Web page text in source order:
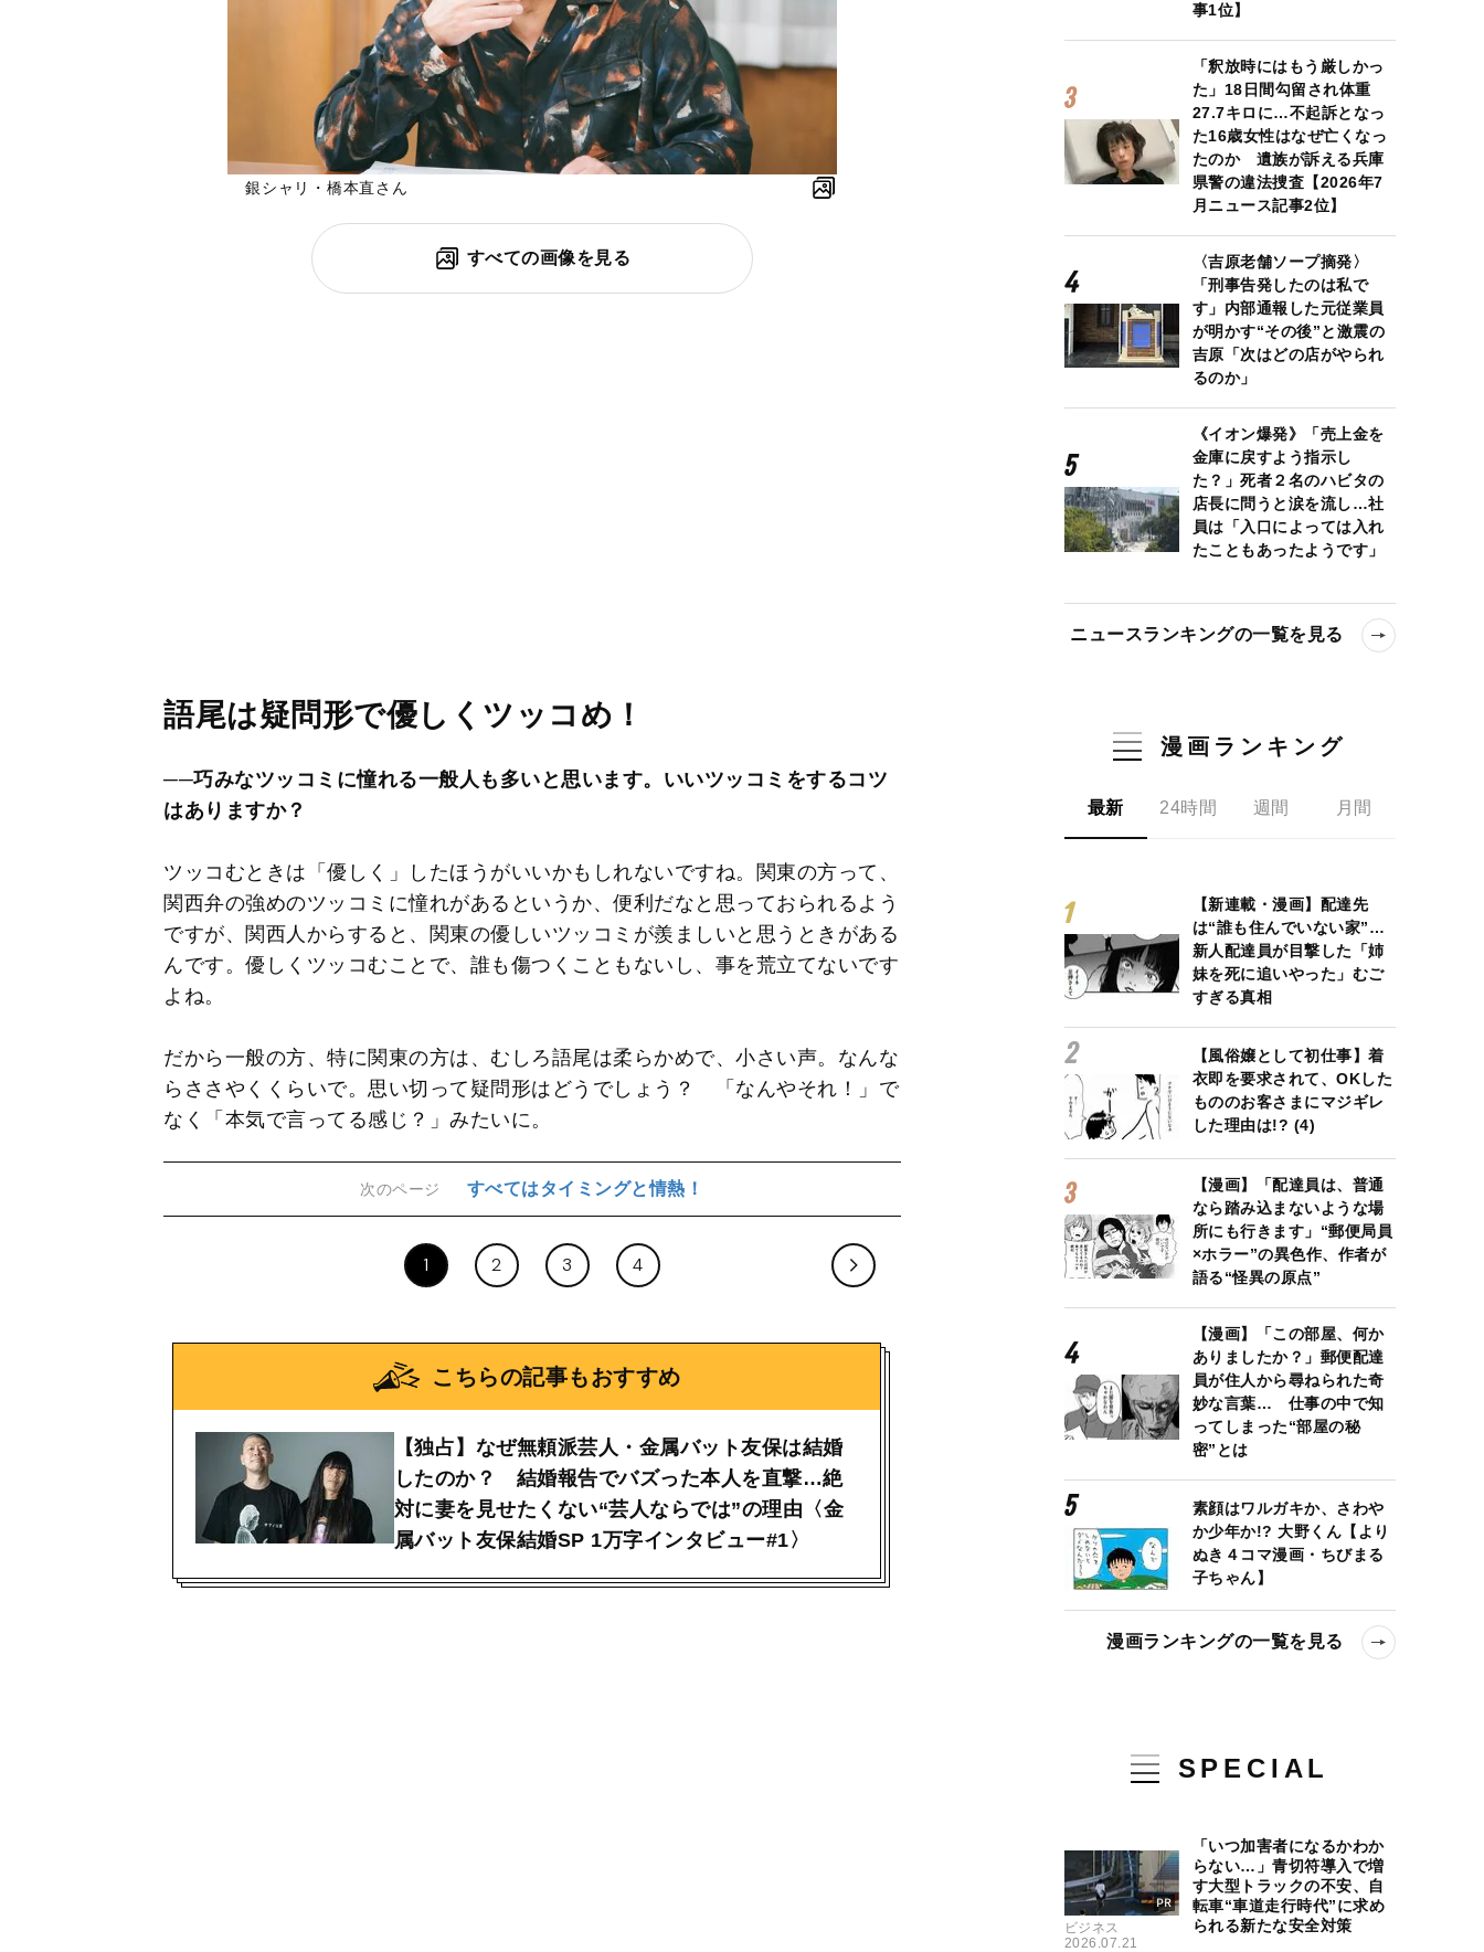
銀シャリ・橋本直さん
すべての画像を見る
語尾は疑問形で優しくツッコめ！
──巧みなツッコミに憧れる一般人も多いと思います。いいツッコミをするコツ
はありますか？
ツッコむときは「優しく」したほうがいいかもしれないですね。関東の方って、
関西弁の強めのツッコミに憧れがあるというか、便利だなと思っておられるよう
ですが、関西人からすると、関東の優しいツッコミが羨ましいと思うときがある
んです。優しくツッコむことで、誰も傷つくこともないし、事を荒立てないです
よね。
だから一般の方、特に関東の方は、むしろ語尾は柔らかめで、小さい声。なんな
らささやくくらいで。思い切って疑問形はどうでしょう？ 「なんやそれ！」で
なく「本気で言ってる感じ？」みたいに。
次のページ すべてはタイミングと情熱！
1 2 3 4
こちらの記事もおすすめ
【独占】なぜ無頼派芸人・金属バット友保は結婚
したのか？ 結婚報告でバズった本人を直撃…絶
対に妻を見せたくない“芸人ならでは”の理由〈金
属バット友保結婚SP 1万字インタビュー#1〉
事1位】
「釈放時にはもう厳しかっ
た」18日間勾留され体重
27.7キロに…不起訴となっ
た16歳女性はなぜ亡くなっ
たのか 遺族が訴える兵庫
県警の違法捜査【2026年7
月ニュース記事2位】
〈吉原老舗ソープ摘発〉
「刑事告発したのは私で
す」内部通報した元従業員
が明かす“その後”と激震の
吉原「次はどの店がやられ
るのか」
《イオン爆発》「売上金を
金庫に戻すよう指示し
た？」死者２名のハビタの
店長に問うと涙を流し…社
員は「入口によっては入れ
たこともあったようです」
ニュースランキングの一覧を見る
漫画ランキング
最新 24時間 週間 月間
【新連載・漫画】配達先
は“誰も住んでいない家”…
新人配達員が目撃した「姉
妹を死に追いやった」むご
すぎる真相
【風俗嬢として初仕事】着
衣即を要求されて、OKした
もののお客さまにマジギレ
した理由は!? (4)
【漫画】「配達員は、普通
なら踏み込まないような場
所にも行きます」“郵便局員
×ホラー”の異色作、作者が
語る“怪異の原点”
【漫画】「この部屋、何か
ありましたか？」郵便配達
員が住人から尋ねられた奇
妙な言葉… 仕事の中で知
ってしまった“部屋の秘
密”とは
素顔はワルガキか、さわや
か少年か!? 大野くん【より
ぬき４コマ漫画・ちびまる
子ちゃん】
漫画ランキングの一覧を見る
SPECIAL
ビジネス
2026.07.21
「いつ加害者になるかわか
らない…」青切符導入で増
す大型トラックの不安、自
転車“車道走行時代”に求め
られる新たな安全対策